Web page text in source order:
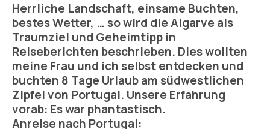
Herrliche Landschaft, einsame Buchten,
bestes Wetter, … so wird die Algarve als
Traumziel und Geheimtipp in
Reiseberichten beschrieben. Dies wollten
meine Frau und ich selbst entdecken und
buchten 8 Tage Urlaub am südwestlichen
Zipfel von Portugal. Unsere Erfahrung
vorab: Es war phantastisch.
Anreise nach Portugal: